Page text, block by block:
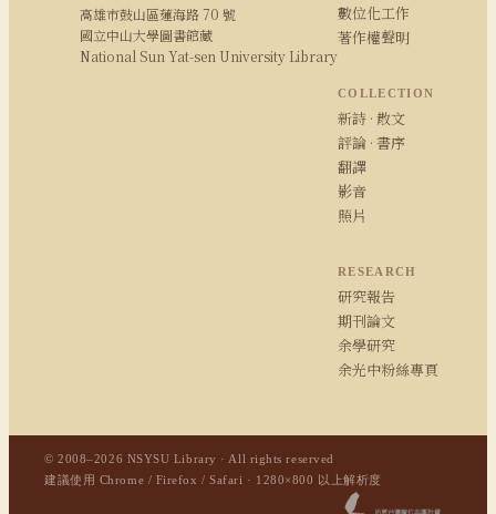
高雄市鼓山區蓮海路 70 號
國立中山大學圖書館藏
National Sun Yat-sen University Library
數位化工作
著作權聲明
COLLECTION
新詩 · 散文
評論 · 書序
翻譯
影音
照片
RESEARCH
研究報告
期刊論文
余學研究
余光中粉絲專頁
© 2008–2026 NSYSU Library · All rights reserved
建議使用 Chrome / Firefox / Safari · 1280×800 以上解析度